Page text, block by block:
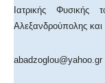
Ιατρικής Φυσικής
Αλεξανδρούπολης και
abadzoglou@yahoo.gr